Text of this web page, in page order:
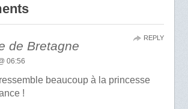
de Bretagne
06:56
beaucoup à la princesse
!
REPLY